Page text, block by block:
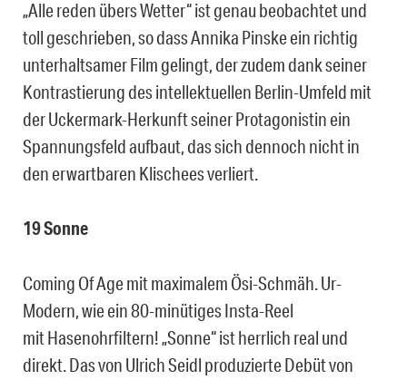
„Alle reden übers Wetter“ ist genau beobachtet und
toll geschrieben, so dass Annika Pinske ein richtig
unterhaltsamer Film gelingt, der zudem dank seiner
Kontrastierung des intellektuellen Berlin-Umfeld mit
der Uckermark-Herkunft seiner Protagonistin ein
Spannungsfeld aufbaut, das sich dennoch nicht in
den erwartbaren Klischees verliert.
19 Sonne
Coming Of Age mit maximalem Ösi-Schmäh. Ur-
Modern, wie ein 80-minütiges Insta-Reel
mit Hasenohrfiltern! „Sonne“ ist herrlich real und
direkt. Das von Ulrich Seidl produzierte Debüt von